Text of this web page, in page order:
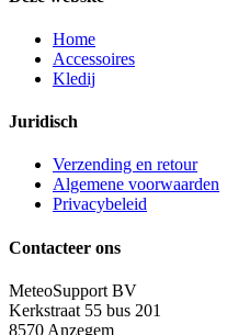
Home
Accessoires
Kledij
Juridisch
Verzending en retour
Algemene voorwaarden
Privacybeleid
Contacteer ons
MeteoSupport BV
Kerkstraat 55 bus 201
8570 Anzegem